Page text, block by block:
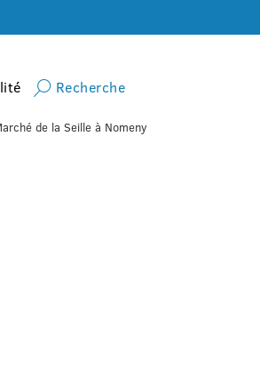
Recherche
de la Seille à Nomeny